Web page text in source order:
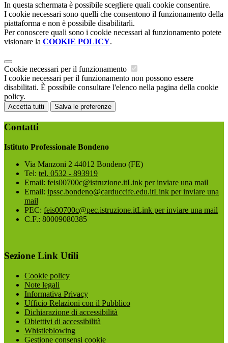
In questa schermata è possibile scegliere quali cookie consentire.
I cookie necessari sono quelli che consentono il funzionamento della
piattaforma e non è possibile disabilitarli.
Per conoscere quali sono i cookie necessari al funzionamento potete
visionare la COOKIE POLICY.
Cookie necessari per il funzionamento
I cookie necessari per il funzionamento non possono essere
disabilitati. È possibile consultare l'elenco nella pagina della cookie
policy.
Accetta tutti Salva le preferenze
Contatti
Istituto Professionale Bondeno
Via Manzoni 2 44012 Bondeno (FE)
Tel: tel. 0532 - 893919
Email: feis00700c@istruzione.itLink per inviare una mail
Email: ipssc.bondeno@carduccife.edu.itLink per inviare una
mail
PEC: feis00700c@pec.istruzione.itLink per inviare una mail
C.F.: 80009080385
Sezione Link Utili
Cookie policy
Note legali
Informativa Privacy
Ufficio Relazioni con il Pubblico
Dichiarazione di accessibilità
Obiettivi di accessibilità
Whistleblowing
Gestione consensi cookie